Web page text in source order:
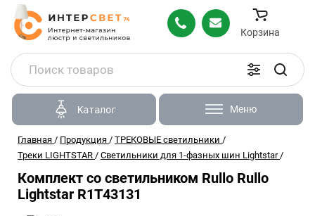
Корзина
Каталог Меню
Главная / Продукция / ТРЕКОВЫЕ светильники /
Треки LIGHTSTAR / Светильники для 1-фазных шин Lightstar /
Комплект со светильником Rullo Rullo
Lightstar R1T43131